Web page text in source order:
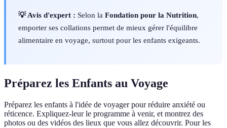
💡 Avis d'expert : Selon la Fondation pour la Nutrition,
emporter ses collations permet de mieux gérer l'équilibre
alimentaire en voyage, surtout pour les enfants exigeants.
Préparez les Enfants au Voyage
Préparez les enfants à l'idée de voyager pour réduire anxiété ou
réticence. Expliquez-leur le programme à venir, et montrez des
photos ou des vidéos des lieux que vous allez découvrir. Pour les